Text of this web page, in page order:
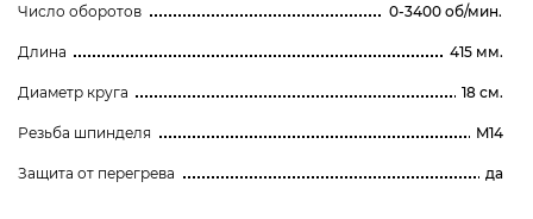
Число оборотов 0-3400 об/мин.
Длина 415 мм.
Диаметр круга 18 см.
Резьба шпинделя M14
Защита от перегрева да